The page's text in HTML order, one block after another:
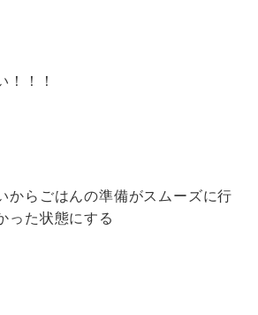
！！！
からごはんの準備がスムーズに行
った状態にする